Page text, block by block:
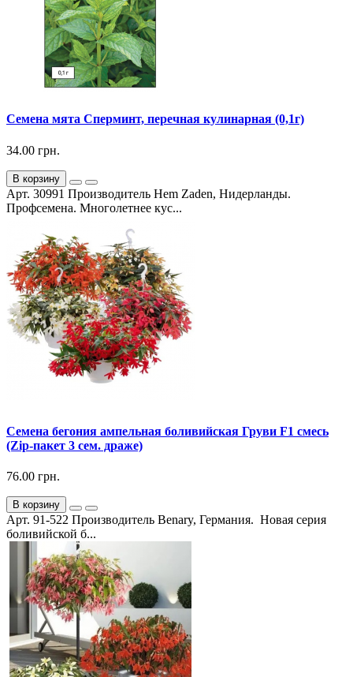
Семена мята Сперминт, перечная кулинарная (0,1г)
34.00 грн.
В корзину
Арт. 30991 Производитель Hem Zaden, Нидерланды.
Профсемена. Многолетнее кус...
Семена бегония ампельная боливийская Груви F1 смесь
(Zip-пакет 3 сем. драже)
76.00 грн.
В корзину
Арт. 91-522 Производитель Benary, Германия. Новая серия
боливийской б...